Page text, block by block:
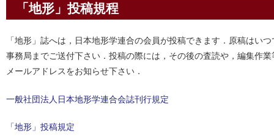
「地形」投稿規程
「地形」誌へは，日本地形学連合の会員が投稿できます．原稿はい
事務局までご送付下さい．投稿の際には，その後の査読や，編集作
メールアドレスをお知らせ下さい．
一般社団法人日本地形学連合会誌刊行規定
「地形」投稿規定